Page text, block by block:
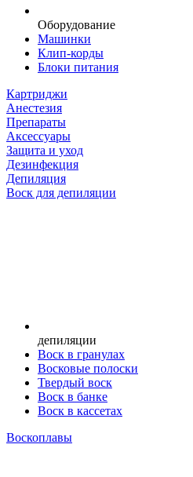
Оборудование
Машинки
Клип-корды
Блоки питания
Картриджи
Анестезия
Препараты
Аксессуары
Защита и уход
Дезинфекция
Депиляция
Воск для депиляции
депиляции
Воск в гранулах
Восковые полоски
Твердый воск
Воск в банке
Воск в кассетах
Воскоплавы